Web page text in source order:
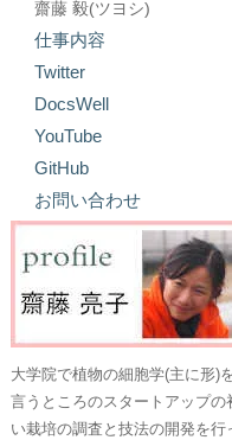
齋藤 毅(ツヨシ)
仕事内容
Twitter
DocsWell
YouTube
GitHub
お問い合わせ
大学院で植物の細胞学(主に形)
言うところのスタートアップ
い栽培の調査と技法の開発を行